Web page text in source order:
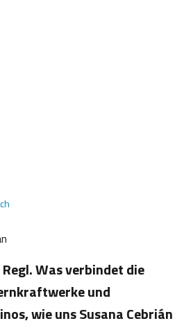
Was verbindet die
und
wie uns Susana Cebrián